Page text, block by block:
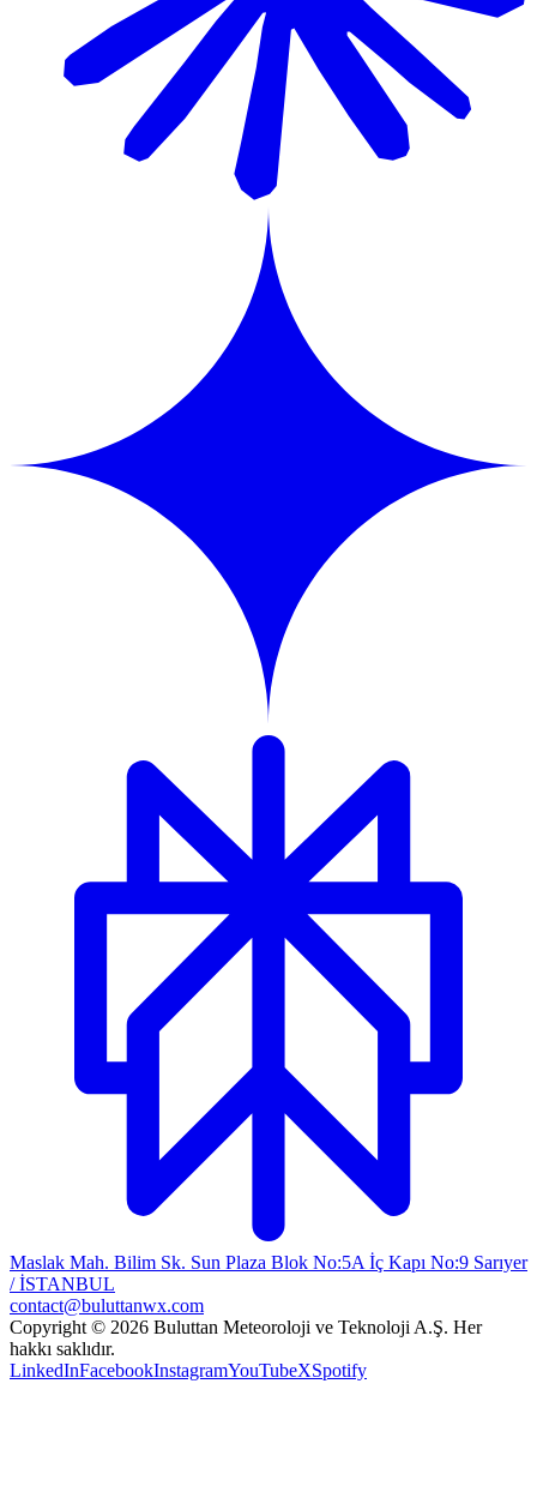
Maslak Mah. Bilim Sk. Sun Plaza Blok No:5A İç Kapı No:9 Sarıyer
/ İSTANBUL
contact@buluttanwx.com
Copyright © 2026 Buluttan Meteoroloji ve Teknoloji A.Ş. Her
hakkı saklıdır.
LinkedInFacebookInstagramYouTubeXSpotify